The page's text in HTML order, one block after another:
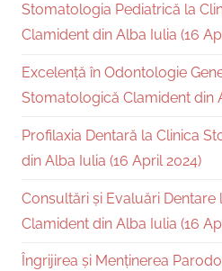
Stomatologia Pediatrică la
Clamident din Alba Iulia (16
Excelență în Odontologie
Stomatologică Clamident din
Profilaxia Dentară la Clinica
din Alba Iulia (16 April 2024)
Consultări și Evaluări
Clamident din Alba Iulia (16
Îngrijirea și Menținerea